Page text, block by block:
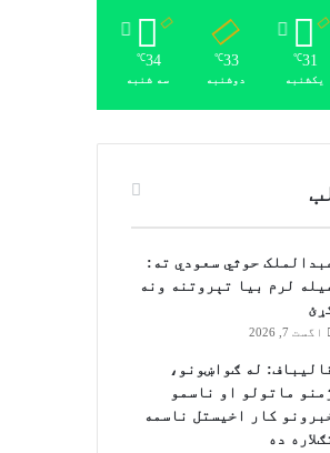
31
℃
یکشنبه
33
℃
دوشنبه
34
℃
سه شنبه
حوثي سعودي ته:
لرم بیا تېروتنه ونه
اگست 7, 2026
له ګواښونو،
ماتولو او ناسمو
کار اخیستل ناسمه
ده